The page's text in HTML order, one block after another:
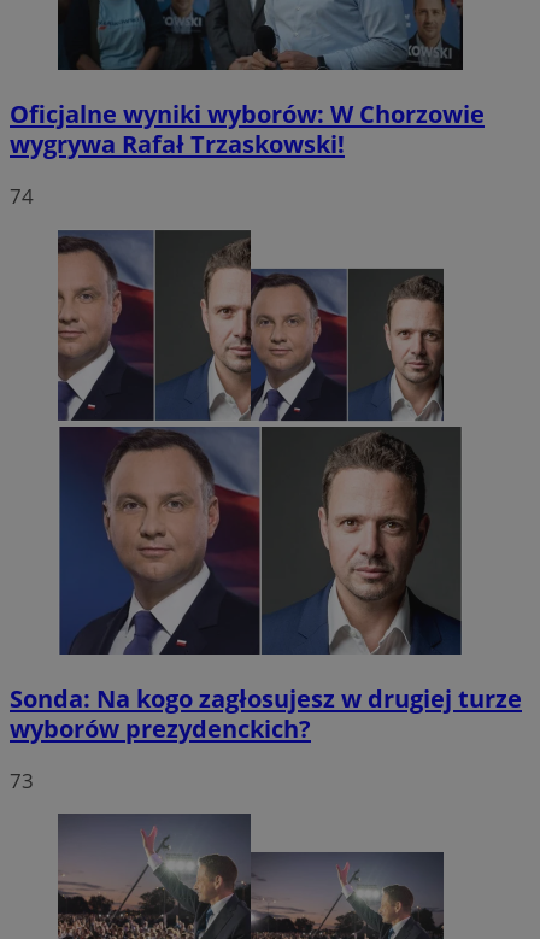
Oficjalne wyniki wyborów: W Chorzowie
wygrywa Rafał Trzaskowski!
74
Sonda: Na kogo zagłosujesz w drugiej turze
wyborów prezydenckich?
73